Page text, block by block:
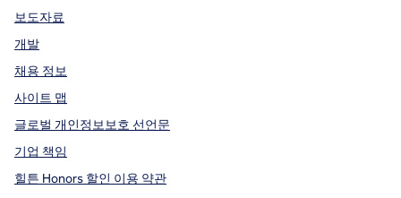
보도자료
개발
채용 정보
사이트 맵
글로벌 개인정보보호 선언문
기업 책임
힐튼 Honors 할인 이용 약관